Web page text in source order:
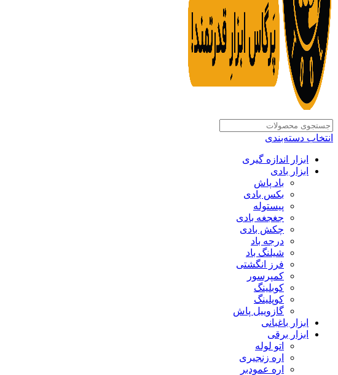
انتخاب دسته‌بندی
ابزار اندازه گیری
ابزار بادی
باد پاش
بکس بادی
پیستوله
جغجغه بادی
چکش بادی
درجه باد
شیلنگ باد
فرز انگشتی
کمپرسور
کوبلینگ
کوپلینگ
گازوییل پاش
ابزار باغبانی
ابزار برقی
اتو لوله
اره زنجیری
اره عمودبر